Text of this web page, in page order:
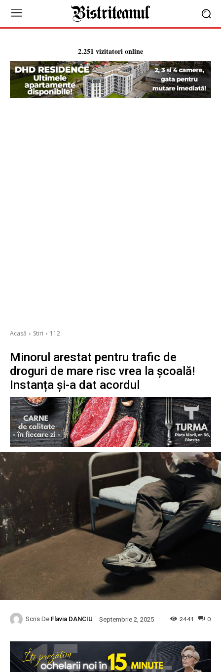
2.251 vizitatori online
Acasă Stiri 112
Minorul arestat pentru trafic de
droguri de mare risc vrea la școală!
Instanța și-a dat acordul
Scris De Flavia DANCIU Septembrie 2, 2025 0
2441